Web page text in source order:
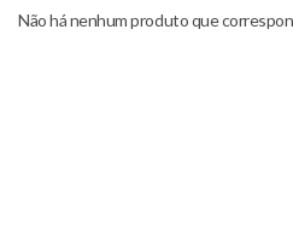
Não há nenhum produto que